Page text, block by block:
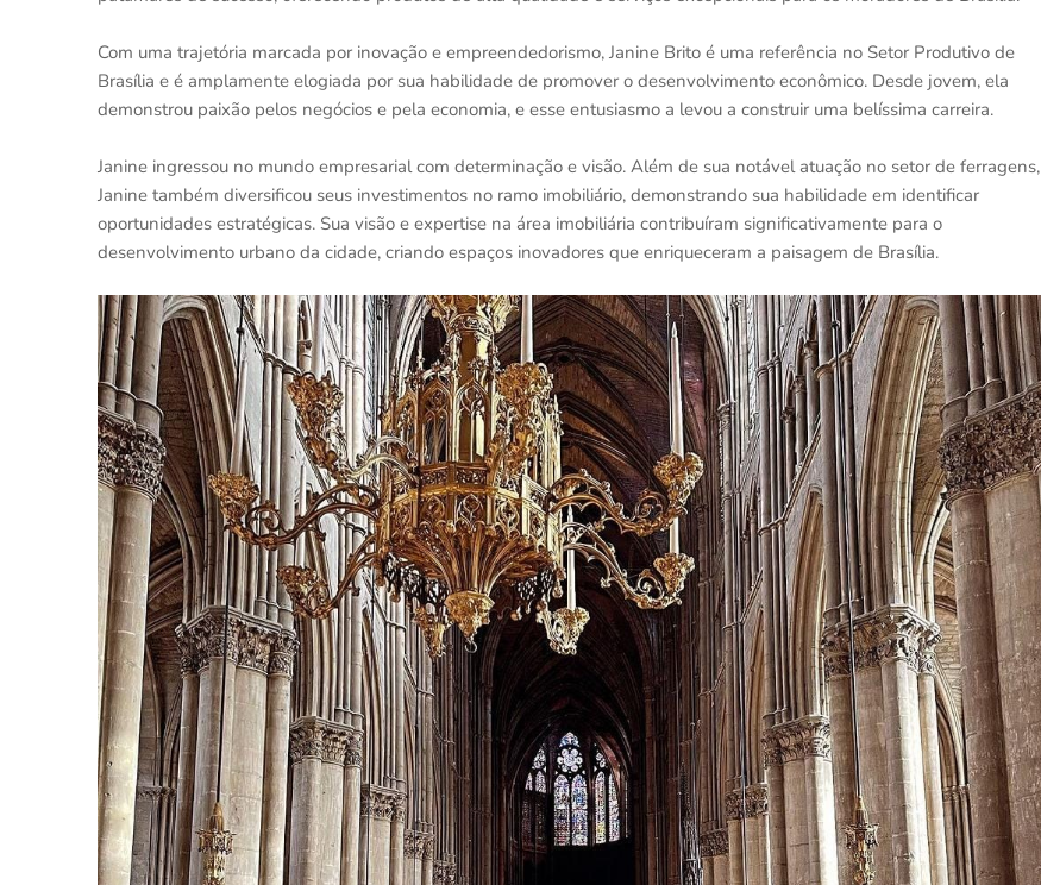
Com uma trajetória marcada por inovação e empreendedorismo, Janine Brito é uma referência no Setor Produtivo de
Brasília e é amplamente elogiada por sua habilidade de promover o desenvolvimento econômico. Desde jovem, ela
demonstrou paixão pelos negócios e pela economia, e esse entusiasmo a levou a construir uma belíssima carreira.
Janine ingressou no mundo empresarial com determinação e visão. Além de sua notável atuação no setor de ferragens,
Janine também diversificou seus investimentos no ramo imobiliário, demonstrando sua habilidade em identificar
oportunidades estratégicas. Sua visão e expertise na área imobiliária contribuíram significativamente para o
desenvolvimento urbano da cidade, criando espaços inovadores que enriqueceram a paisagem de Brasília.